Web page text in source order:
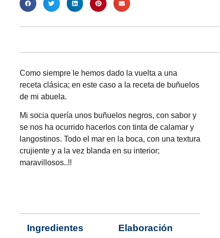
Como siempre le hemos dado la vuelta a una
receta clásica; en este caso a la receta de buñuelos
de mi abuela.
Mi socia quería unos buñuelos negros, con sabor y
se nos ha ocurrido hacerlos con tinta de calamar y
langostinos. Todo el mar en la boca, con una textura
crujiente y a la vez blanda en su interior;
maravillosos..!!
Ingredientes Elaboración